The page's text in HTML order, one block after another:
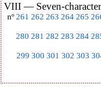
VIII — Seven-
nº 261 262 263 264 265
280 281 282 283 284
299 300 301 302 303